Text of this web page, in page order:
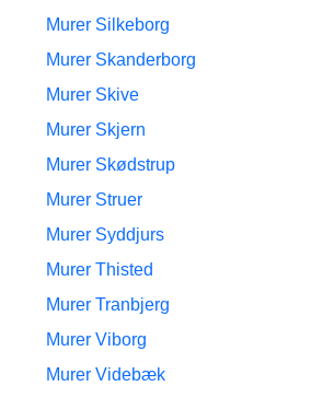
Murer Silkeborg
Murer Skanderborg
Murer Skive
Murer Skjern
Murer Skødstrup
Murer Struer
Murer Syddjurs
Murer Thisted
Murer Tranbjerg
Murer Viborg
Murer Videbæk